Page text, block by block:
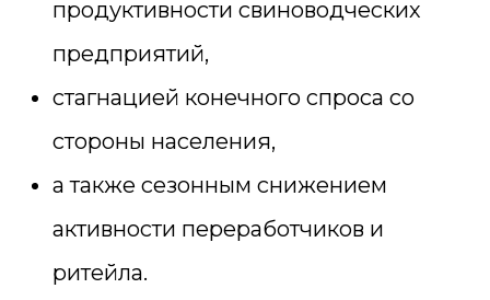
продуктивности свиноводческих
предприятий,
стагнацией конечного спроса со
стороны населения,
а также сезонным снижением
активности переработчиков и
ритейла.